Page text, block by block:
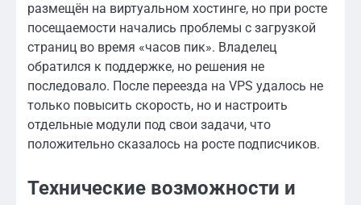
размещён на виртуальном хостинге, но при росте
посещаемости начались проблемы с загрузкой
страниц во время «часов пик». Владелец
обратился к поддержке, но решения не
последовало. После переезда на VPS удалось не
только повысить скорость, но и настроить
отдельные модули под свои задачи, что
положительно сказалось на росте подписчиков.
Технические возможности и